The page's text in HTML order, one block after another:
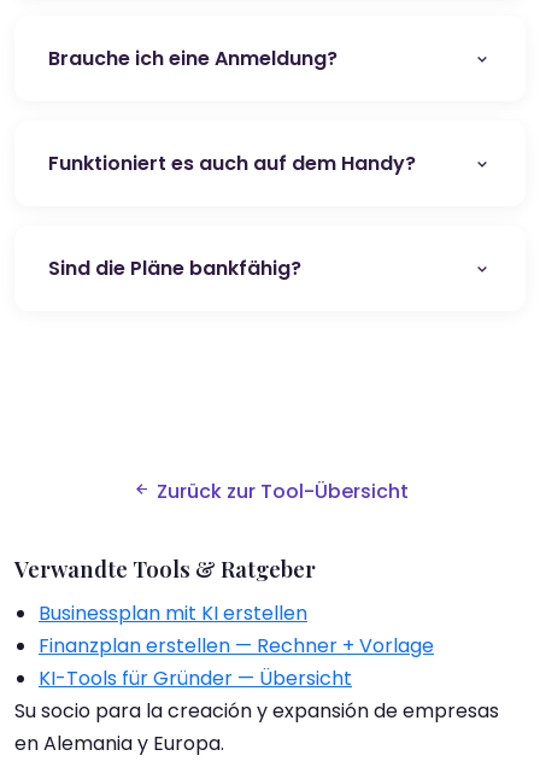
Brauche ich eine Anmeldung?
Funktioniert es auch auf dem Handy?
Sind die Pläne bankfähig?
Zurück zur Tool-Übersicht
Verwandte Tools & Ratgeber
Businessplan mit KI erstellen
Finanzplan erstellen — Rechner + Vorlage
KI-Tools für Gründer — Übersicht
Su socio para la creación y expansión de empresas
en Alemania y Europa.